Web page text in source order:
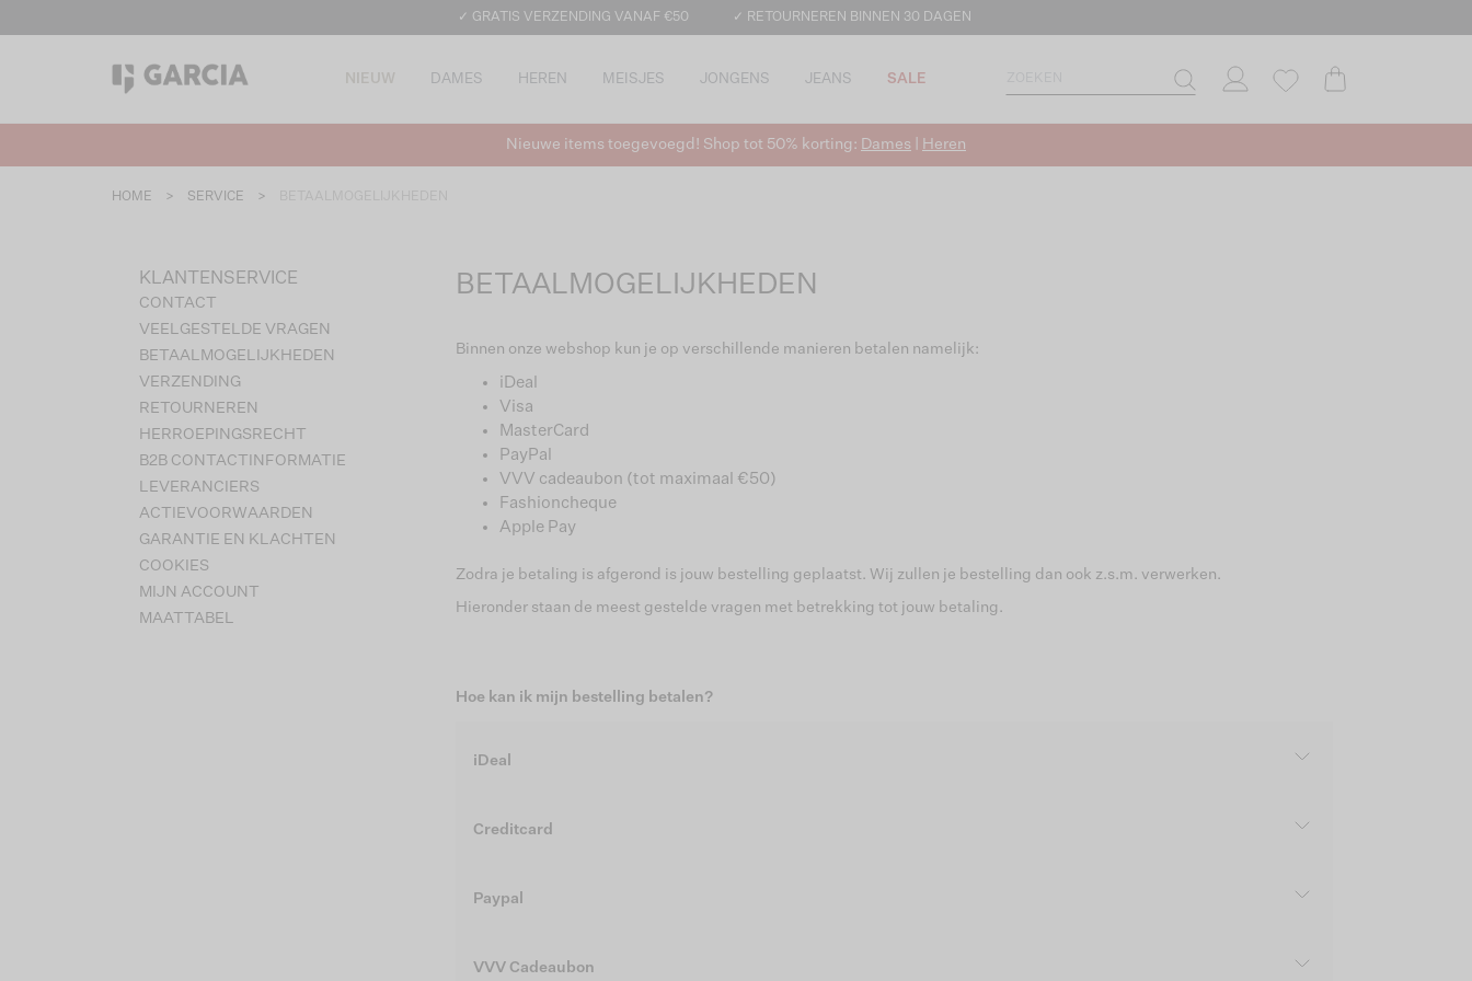
✓ GRATIS VERZENDING VANAF €50 ✓ RETOURNEREN BINNEN 30 DAGEN
NIEUW DAMES HEREN MEISJES JONGENS JEANS SALE
Nieuwe items toegevoegd! Shop tot 50% korting: Dames Heren
HOME > SERVICE >
KLANTENSERVICE
CONTACT
VEELGESTELDE VRAGEN
BETAALMOGELIJKHEDEN
VERZENDING
RETOURNEREN
HERROEPINGSRECHT
B2B CONTACTINFORMATIE
LEVERANCIERS
ACTIEVOORWAARDEN
GARANTIE EN KLACHTEN
COOKIES
MIJN ACCOUNT
MAATTABEL
BETAALMOGELIJKHEDEN
Binnen onze webshop kun je op verschillende manieren betalen namelijk:
iDeal
Visa
MasterCard
PayPal
VVV cadeaubon (tot maximaal €50)
Fashioncheque
Apple Pay
Zodra je betaling is afgerond is jouw bestelling geplaatst. Wij zullen je bestelling dan ook z.s.m. verwerken.
Hieronder staan de meest gestelde vragen met betrekking tot jouw betaling.
Hoe kan ik mijn bestelling betalen?
iDeal
Creditcard
Paypal
VVV Cadeaubon